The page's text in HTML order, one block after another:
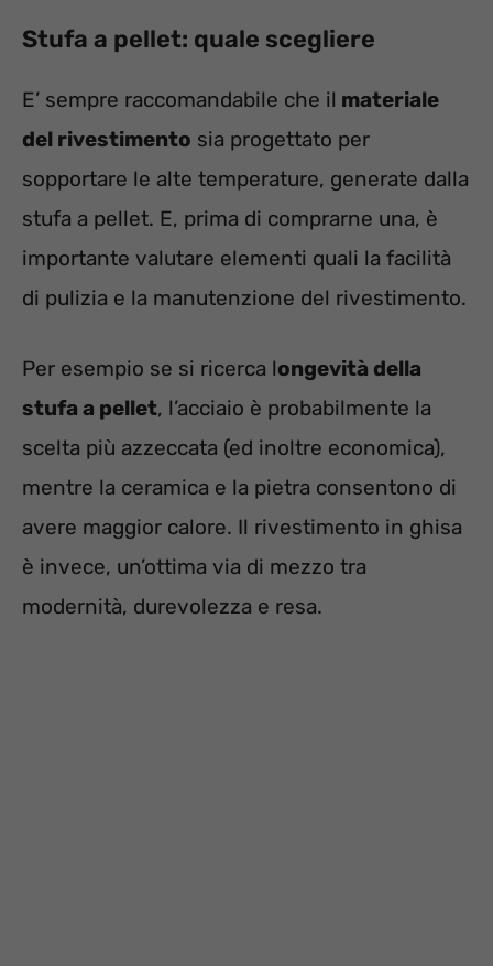
Stufa a pellet: quale scegliere
E’ sempre raccomandabile che il materiale
del rivestimento sia progettato per
sopportare le alte temperature, generate dalla
stufa a pellet. E, prima di comprarne una, è
importante valutare elementi quali la facilità
di pulizia e la manutenzione del rivestimento.
Per esempio se si ricerca longevità della
stufa a pellet, l’acciaio è probabilmente la
scelta più azzeccata (ed inoltre economica),
mentre la ceramica e la pietra consentono di
avere maggior calore. Il rivestimento in ghisa
è invece, un’ottima via di mezzo tra
modernità, durevolezza e resa.